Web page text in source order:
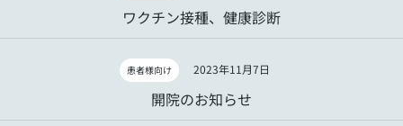
ワクチン接種、健康診断
2023年11月7日
患者様向け
開院のお知らせ